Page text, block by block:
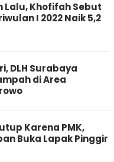
Lalu, Khofifah Sebut
I 2022 Naik 5,2
DLH Surabaya
di Area
Karena PMK,
Buka Lapak Pinggir